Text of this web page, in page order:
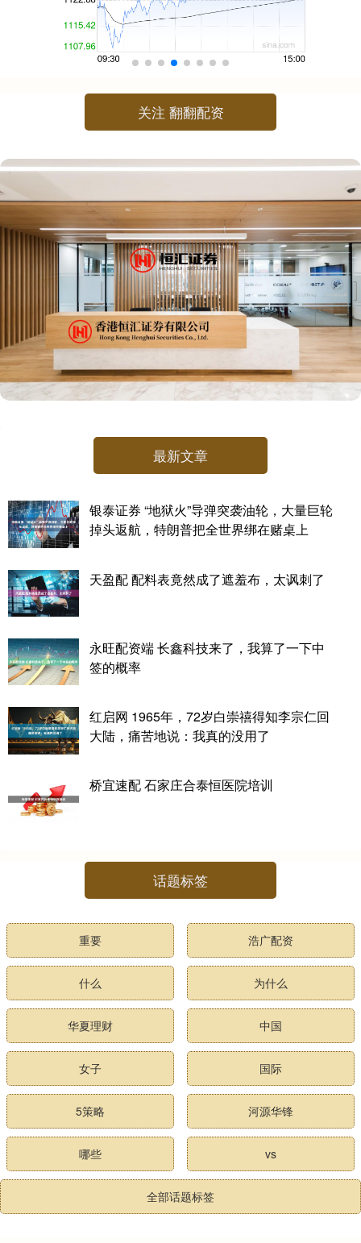
关注 翻翻配资
最新文章
银泰证券 “地狱火”导弹突袭油轮，大量巨轮
掉头返航，特朗普把全世界绑在赌桌上
天盈配 配料表竟然成了遮羞布，太讽刺了
永旺配资端 长鑫科技来了，我算了一下中
签的概率
红启网 1965年，72岁白崇禧得知李宗仁回
大陆，痛苦地说：我真的没用了
桥宜速配 石家庄合泰恒医院培训
话题标签
重要 浩广配资
什么 为什么
华夏理财 中国
女子 国际
5策略 河源华锋
哪些 vs
全部话题标签